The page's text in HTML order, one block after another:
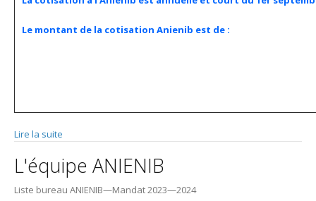
Le montant de la cotisation Anienib est de :
Lire la suite
L'équipe ANIENIB
Liste bureau ANIENIB—Mandat 2023—2024